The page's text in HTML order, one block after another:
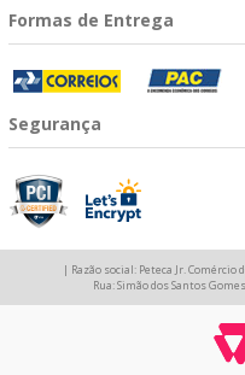
Formas de Entrega
Segurança
| Razão social: Peteca Jr. Comércio
Rua: Simão dos Santos